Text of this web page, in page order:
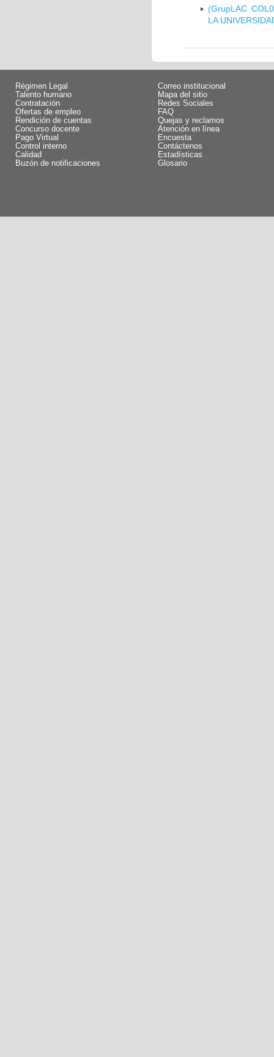
(GrupLAC
LA
Régimen Legal
Talento humano
Contratación
Ofertas de empleo
Rendición de cuentas
Concurso docente
Pago Virtual
Control interno
Calidad
Buzón de notificaciones
Correo institucional
Mapa del sitio
Redes Sociales
FAQ
Quejas y reclamos
Atención en línea
Encuesta
Contáctenos
Estadísticas
Glosario